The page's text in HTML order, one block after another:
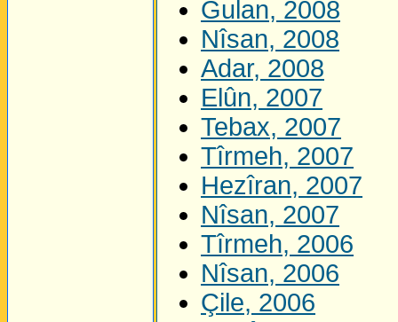
Gulan, 2008
Nîsan, 2008
Adar, 2008
Elûn, 2007
Tebax, 2007
Tîrmeh, 2007
Hezîran, 2007
Nîsan, 2007
Tîrmeh, 2006
Nîsan, 2006
Çile, 2006